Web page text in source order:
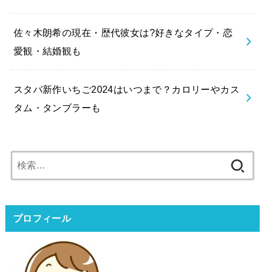
佐々木朗希の現在・歴代彼女は?好きなタイプ・恋
愛観・結婚観も
スタバ新作いちご2024はいつまで？カロリーやカス
タム・タンブラーも
索:
プロフィール